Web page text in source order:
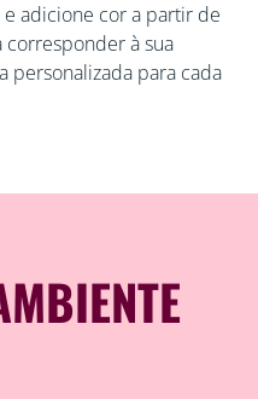
adicione cor a partir de
corresponder à sua
personalizada para cada